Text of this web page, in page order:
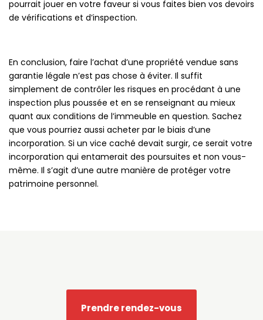
pourrait jouer en votre faveur si vous faites bien vos devoirs
de vérifications et d’inspection.
En conclusion, faire l’achat d’une propriété vendue sans
garantie légale n’est pas chose à éviter. Il suffit
simplement de contrôler les risques en procédant à une
inspection plus poussée et en se renseignant au mieux
quant aux conditions de l’immeuble en question. Sachez
que vous pourriez aussi acheter par le biais d’une
incorporation. Si un vice caché devait surgir, ce serait votre
incorporation qui entamerait des poursuites et non vous-
même. Il s’agit d’une autre manière de protéger votre
patrimoine personnel.
Prendre rendez-vous